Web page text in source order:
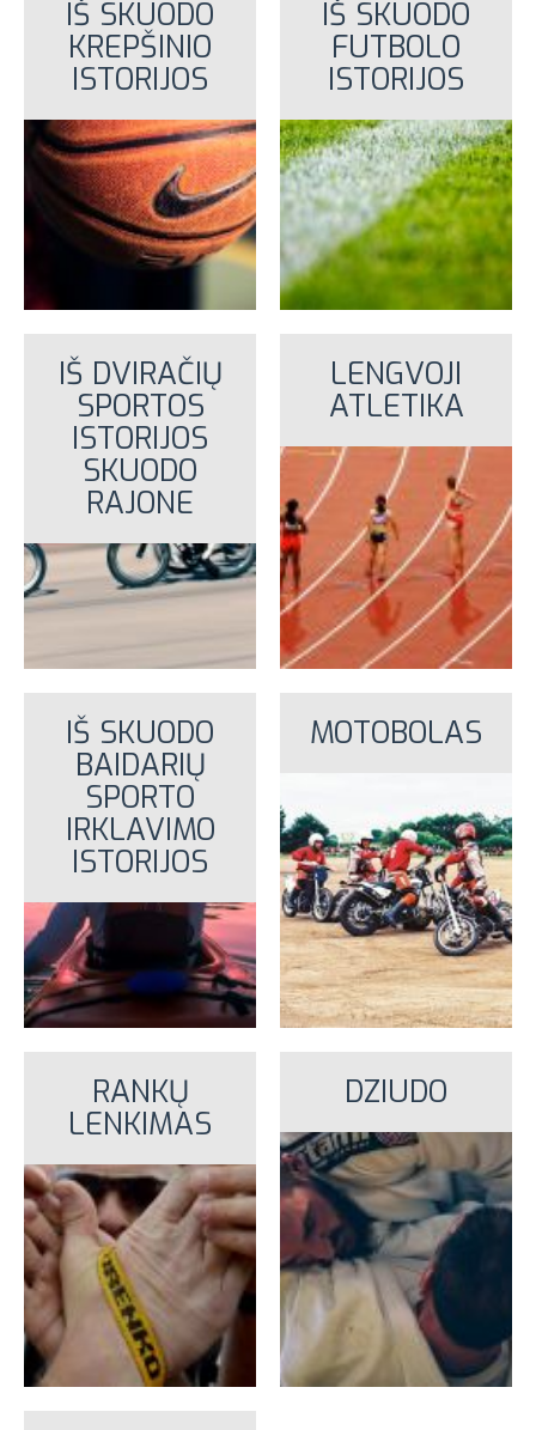
IŠ SKUODO
KREPŠINIO
ISTORIJOS
IŠ SKUODO
FUTBOLO
ISTORIJOS
IŠ DVIRAČIŲ
SPORTOS
ISTORIJOS
SKUODO
RAJONE
LENGVOJI
ATLETIKA
IŠ SKUODO
BAIDARIŲ
SPORTO
IRKLAVIMO
ISTORIJOS
MOTOBOLAS
RANKŲ
LENKIMAS
DZIUDO